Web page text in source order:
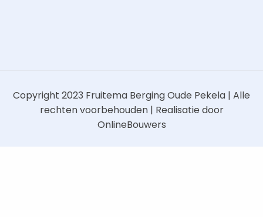
Copyright 2023 Fruitema Berging Oude Pekela | Alle
rechten voorbehouden | Realisatie door
OnlineBouwers